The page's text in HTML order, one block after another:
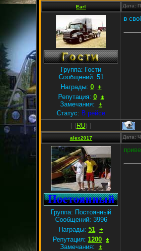
Earl Дата:
Группа: Гости
Сообщений: 51
Награды: 0 +
Репутация: 0 ±
Замечания: ±
Статус: В рейсе
в
[ (RU) ]
alex2017 Дата:
Группа: Постоянный
Сообщений: 3996
Награды: 51 +
Репутация: 1200 ±
Замечания: ±